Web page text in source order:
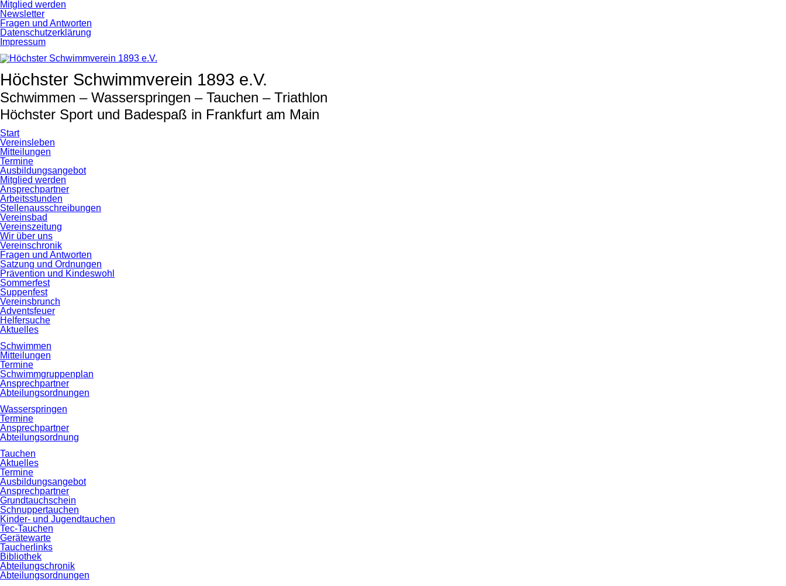
Navigation
überspringen
Mitglied werden
Newsletter
Fragen und Antworten
Datenschutzerklärung
Impressum
Höchster Schwimmverein 1893 e.V.
Schwimmen – Wasserspringen – Tauchen – Triathlon
Höchster Sport und Badespaß in Frankfurt am Main
Start
Vereinsleben
Mitteilungen
Termine
Ausbildungsangebot
Mitglied werden
Ansprechpartner
Arbeitsstunden
Stellenausschreibungen
Vereinsbad
Vereinszeitung
Wir über uns
Vereinschronik
Fragen und Antworten
Satzung und Ordnungen
Prävention und Kindeswohl
Sommerfest
Suppenfest
Vereinsbrunch
Adventsfeuer
Helfersuche
Aktuelles
Schwimmen
Mitteilungen
Termine
Schwimmgruppenplan
Ansprechpartner
Abteilungsordnungen
Wasserspringen
Termine
Ansprechpartner
Abteilungsordnung
Tauchen
Aktuelles
Termine
Ausbildungsangebot
Ansprechpartner
Grundtauchschein
Schnuppertauchen
Kinder- und Jugendtauchen
Tec-Tauchen
Gerätewarte
Taucherlinks
Bibliothek
Abteilungschronik
Abteilungsordnungen